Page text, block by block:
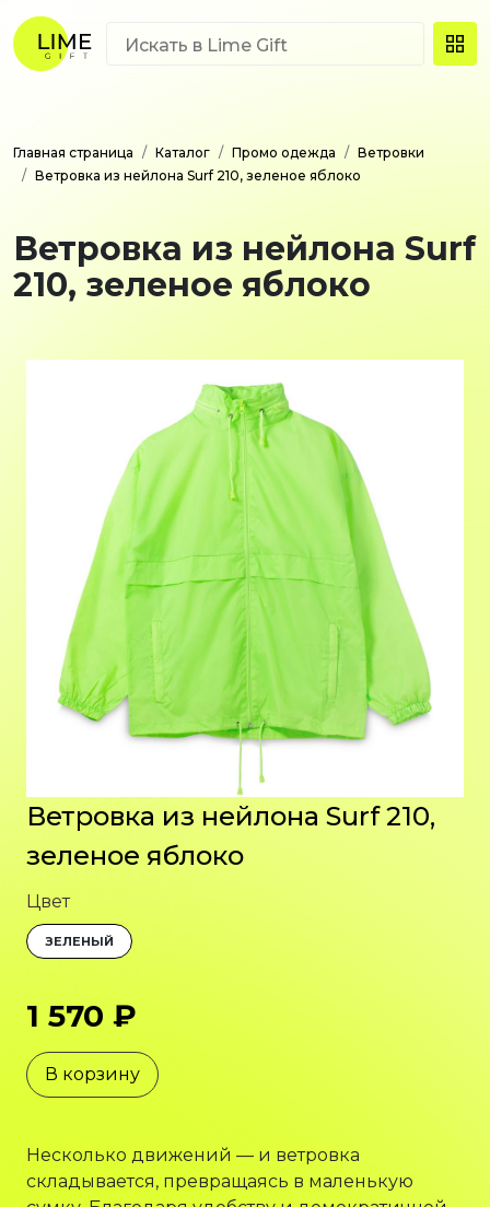
Главная страница Каталог Промо одежда
Ветровки
Ветровка из нейлона Surf 210, зеленое яблоко
Ветровка из нейлона Surf
210, зеленое яблоко
Ветровка из нейлона Surf 210,
зеленое яблоко
Цвет
ЗЕЛЕНЫЙ
1 570 ₽
В корзину
Несколько движений — и ветровка
складывается, превращаясь в маленькую